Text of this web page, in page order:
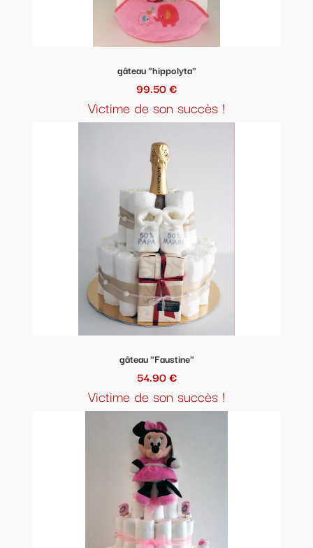
gâteau "hippolyta"
99.50 €
Victime de son succès !
gâteau "Faustine"
54.90 €
Victime de son succès !